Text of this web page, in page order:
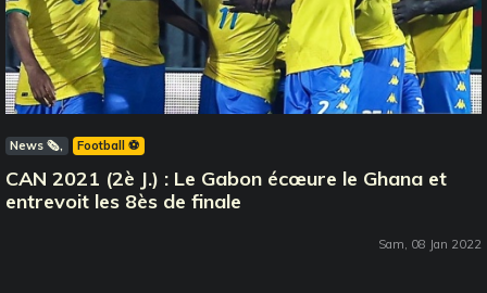
News 🗞️ Football ⚽️
CAN 2021 (2è J.) : Le Gabon écœure le Ghana et
entrevoit les 8ès de finale
Sam, 08 Jan 2022